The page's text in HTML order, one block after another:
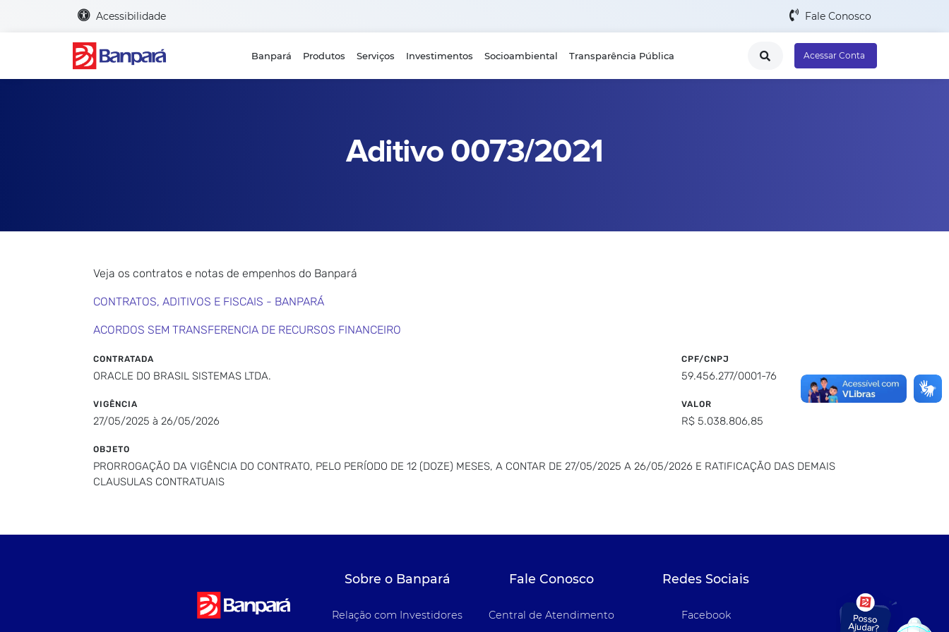
Acessibilidade Fale Conosco
Banpará Produtos Serviços Investimentos Socioambiental Transparência Pública Acessar Conta
Aditivo 0073/2021
Veja os contratos e notas de empenhos do Banpará
CONTRATOS, ADITIVOS E FISCAIS - BANPARÁ
ACORDOS SEM TRANSFERENCIA DE RECURSOS FINANCEIRO
CONTRATADA
ORACLE DO BRASIL SISTEMAS LTDA.
CPF/CNPJ
59.456.277/0001-76
VIGÊNCIA
27/05/2025 à 26/05/2026
VALOR
R$ 5.038.806,85
OBJETO
PRORROGAÇÃO DA VIGÊNCIA DO CONTRATO, PELO PERÍODO DE 12 (DOZE) MESES, A CONTAR DE 27/05/2025 A 26/05/2026 E RATIFICAÇÃO DAS DEMAIS
CLAUSULAS CONTRATUAIS
Sobre o Banpará
Relação com Investidores
Fale Conosco
Central de Atendimento
Redes Sociais
Facebook